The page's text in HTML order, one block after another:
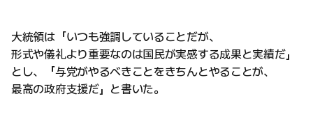
大統領は「いつも強調していることだが、
形式や儀礼より重要なのは国民が実感する成果と実績だ」
とし、「与党がやるべきことをきちんとやることが、
最高の政府支援だ」と書いた。